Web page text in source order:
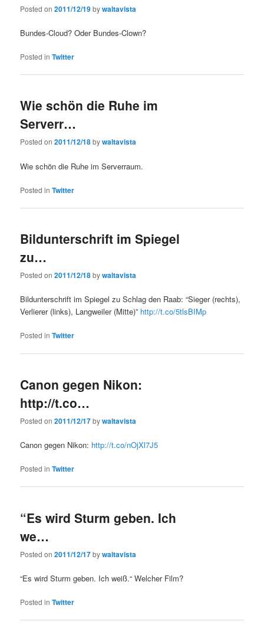
Posted on2011/12/19bywaltavista
Bundes-Cloud? Oder Bundes-Clown?
Posted in Twitter
Wie schön die Ruhe im
Serverr…
Posted on2011/12/18bywaltavista
Wie schön die Ruhe im Serverraum.
Posted in Twitter
Bildunterschrift im Spiegel
zu…
Posted on2011/12/18bywaltavista
Bildunterschrift im Spiegel zu Schlag den Raab: “Sieger (rechts),
Verlierer (links), Langweiler (Mitte)” http://t.co/5tlsBIMp
Posted in Twitter
Canon gegen Nikon:
http://t.co…
Posted on2011/12/17bywaltavista
Canon gegen Nikon: http://t.co/nOjXl7J5
Posted in Twitter
“Es wird Sturm geben. Ich
we…
Posted on2011/12/17bywaltavista
“Es wird Sturm geben. Ich weiß.“ Welcher Film?
Posted in Twitter